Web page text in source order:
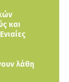
και
λάθη